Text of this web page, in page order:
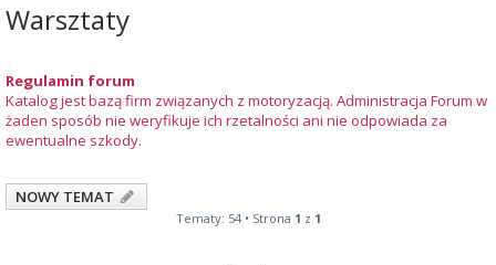
Warsztaty
Regulamin forum
Katalog jest bazą firm związanych z motoryzacją. Administracja Forum w
żaden sposób nie weryfikuje ich rzetalności ani nie odpowiada za
ewentualne szkody.
NOWY TEMAT
Tematy: 54 • Strona 1 z 1